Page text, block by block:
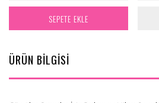
SEPETE EKLE
ÜRÜN BİLGİSİ